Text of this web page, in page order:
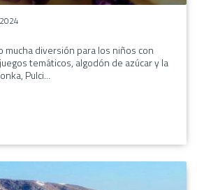
diversión para los niños con
temáticos, algodón de azúcar y la
Pulci...